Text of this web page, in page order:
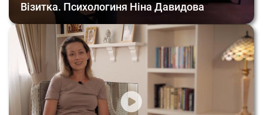
Візитка. Психологиня Ніна Давидова